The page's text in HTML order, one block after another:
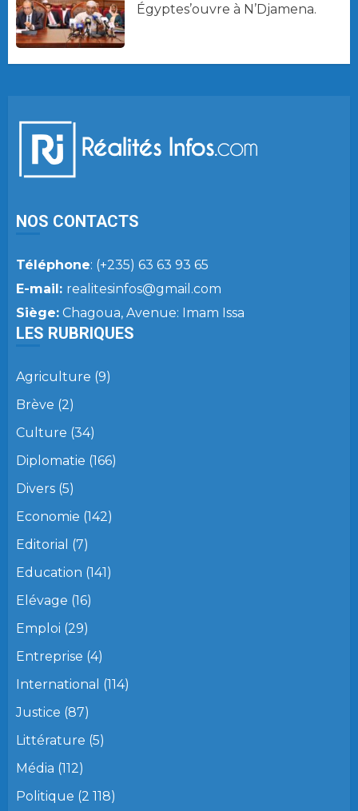
Égyptes’ouvre à N’Djamena.
NOS CONTACTS
Téléphone: (+235) 63 63 93 65
E-mail: realitesinfos@gmail.com
Siège: Chagoua, Avenue: Imam Issa
LES RUBRIQUES
Agriculture (9)
Brève (2)
Culture (34)
Diplomatie (166)
Divers (5)
Economie (142)
Editorial (7)
Education (141)
Elévage (16)
Emploi (29)
Entreprise (4)
International (114)
Justice (87)
Littérature (5)
Média (112)
Politique (2 118)